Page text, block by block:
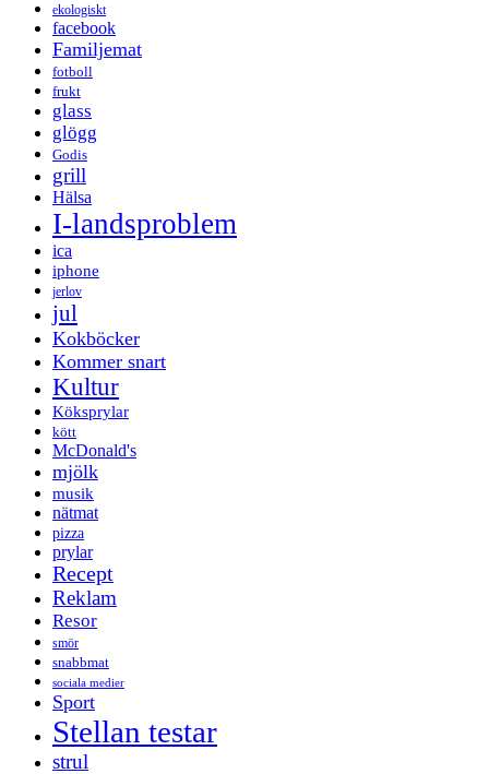
ekologiskt
facebook
Familjemat
fotboll
frukt
glass
glögg
Godis
grill
Hälsa
I-landsproblem
ica
iphone
jerlov
jul
Kokböcker
Kommer snart
Kultur
Köksprylar
kött
McDonald's
mjölk
musik
nätmat
pizza
prylar
Recept
Reklam
Resor
smör
snabbmat
sociala medier
Sport
Stellan testar
strul